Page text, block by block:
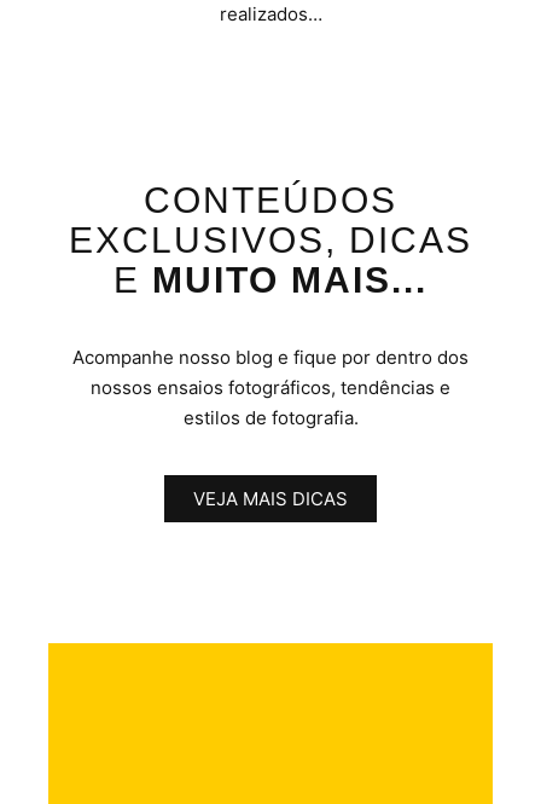
realizados…
CONTEÚDOS
EXCLUSIVOS, DICAS
E MUITO MAIS...
Acompanhe nosso blog e fique por dentro dos
nossos ensaios fotográficos, tendências e
estilos de fotografia.
VEJA MAIS DICAS